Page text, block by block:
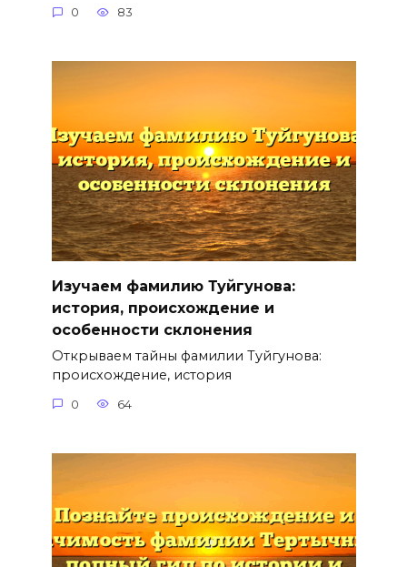
0 83
Изучаем фамилию Туйгунова:
история, происхождение и
особенности склонения
Открываем тайны фамилии Туйгунова:
происхождение, история
0 64